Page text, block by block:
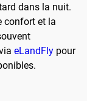
dans la nuit.
confort et la
eLandFly pour